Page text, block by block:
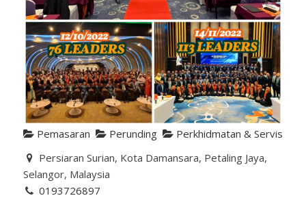
Pemasaran Perunding
Perkhidmatan & Servis
Persiaran Surian, Kota Damansara, Petaling Jaya,
Selangor, Malaysia
0193726897